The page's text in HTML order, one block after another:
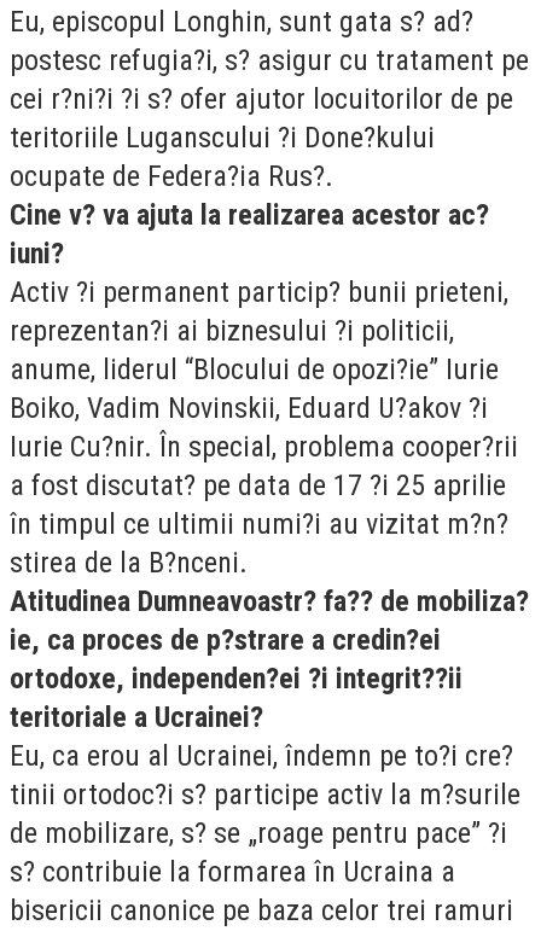
Eu, episcopul Longhin, sunt gata s? ad?
postesc refugia?i, s? asigur cu tratament pe
cei r?ni?i ?i s? ofer ajutor locuitorilor de pe
teritoriile Luganscului ?i Done?kului
ocupate de Federa?ia Rus?.
Cine v? va ajuta la realizarea acestor ac?
iuni?
Activ ?i permanent particip? bunii prieteni,
reprezentan?i ai biznesului ?i politicii,
anume, liderul “Blocului de opozi?ie” Iurie
Boiko, Vadim Novinskii, Eduard U?akov ?i
Iurie Cu?nir. În special, problema cooper?rii
a fost discutat? pe data de 17 ?i 25 aprilie
în timpul ce ultimii numi?i au vizitat m?n?
stirea de la B?nceni.
Atitudinea Dumneavoastr? fa?? de mobiliza?
ie, ca proces de p?strare a credin?ei
ortodoxe, independen?ei ?i integrit??ii
teritoriale a Ucrainei?
Eu, ca erou al Ucrainei, îndemn pe to?i cre?
tinii ortodoc?i s? participe activ la m?surile
de mobilizare, s? se „roage pentru pace” ?i
s? contribuie la formarea în Ucraina a
bisericii canonice pe baza celor trei ramuri